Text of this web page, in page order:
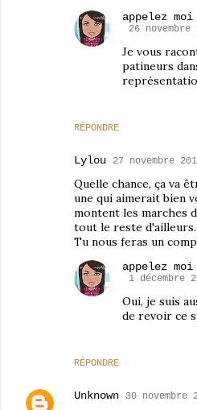
RÉPONDRE
appelez moi
26
Je vous
patineurs
Lylou 27 novembre
Quelle chance, ça va
une qui aimerait bien
montent les marches
tout le reste d'ailleurs.
Tu nous feras un
RÉPONDRE
appelez moi
1 décembre
Oui, je suis
de revoir ce
Unknown 30 novembre